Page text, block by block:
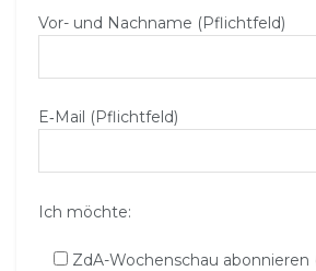
Vor- und Nachname (Pflichtfeld)
E‑Mail (Pflichtfeld)
Ich möchte:
ZdA-Wochenschau abonnieren